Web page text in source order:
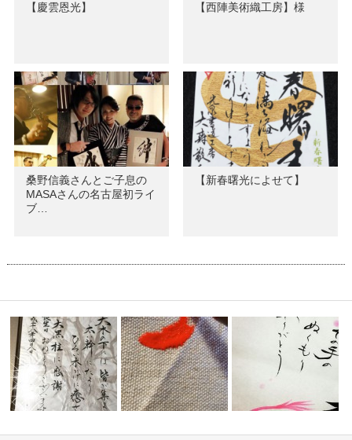
【慶雲恩光】 【西陣美術織工房】様
桑野信義さんとご子息の
MASAさんの名古屋初ライ
ブ…
【新春曙光によせて】